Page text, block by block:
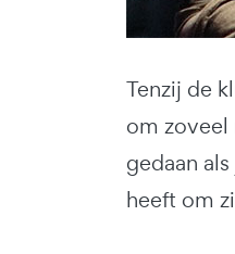
Tenzij de
om
gedaan
heeft om